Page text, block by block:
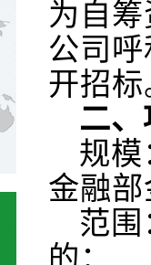
为自
公司
开招标
二
规
金融
范
的：